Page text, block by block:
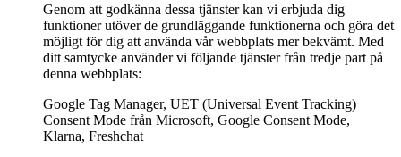
Genom att godkänna dessa tjänster kan vi erbjuda dig
funktioner utöver de grundläggande funktionerna och göra det
möjligt för dig att använda vår webbplats mer bekvämt. Med
ditt samtycke använder vi följande tjänster från tredje part på
denna webbplats:
Google Tag Manager, UET (Universal Event Tracking)
Consent Mode från Microsoft, Google Consent Mode,
Klarna, Freshchat